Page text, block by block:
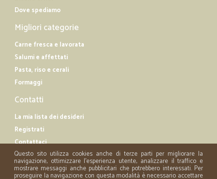
Dove spediamo
Migliori categorie
Carne fresca e lavorata
Salumi e affettati
Pasta, riso e cerali
Formaggi
Contatti
La mia lista dei desideri
Registrati
Contattaci
Questo sito utilizza cookies anche di terze parti per migliorare la
navigazione, ottimizzare l'esperienza utente, analizzare il traffico e
mostrare messaggi anche pubblicitari che potrebbero interessati. Per
proseguire la navigazione con questa modalità è necessario accettare